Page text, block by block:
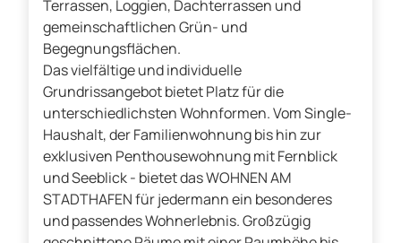
Terrassen, Loggien, Dachterrassen und
gemeinschaftlichen Grün- und
Begegnungsflächen.
Das vielfältige und individuelle
Grundrissangebot bietet Platz für die
unterschiedlichsten Wohnformen. Vom Single-
Haushalt, der Familienwohnung bis hin zur
exklusiven Penthousewohnung mit Fernblick
und Seeblick - bietet das WOHNEN AM
STADTHAFEN für jedermann ein besonderes
und passendes Wohnerlebnis. Großzügig